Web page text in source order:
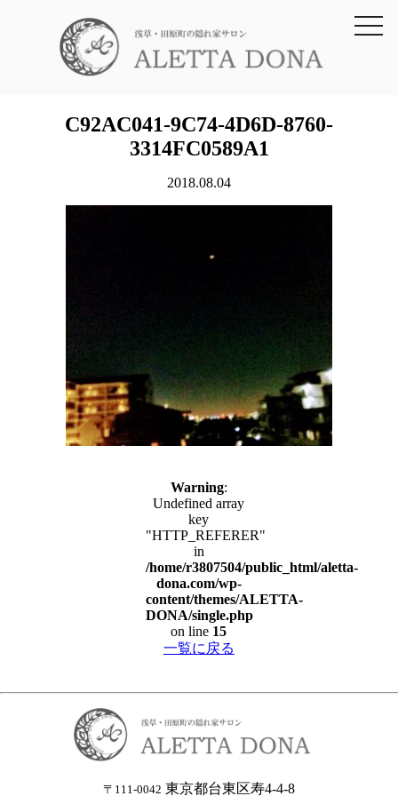
toggle
C92AC041-9C74-4D6D-8760-
3314FC0589A1
2018.08.04
Warning:
Undefined array
key
"HTTP_REFERER"
in
/home/r3807504/public_html/aletta-
dona.com/wp-
content/themes/ALETTA-
DONA/single.php
on line 15
一覧に戻る
〒111-0042 東京都台東区寿4-4-8